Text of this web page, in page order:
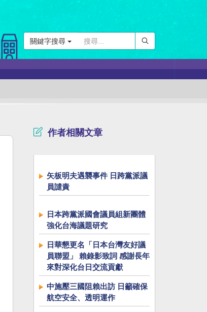
關鍵字搜尋
作者相關文章
矢板明夫遇襲事件 日跨黨派議
員譴責
日本跨黨派國會議員組新團體
強化台海議題研究
日華懇更名「日本台灣友好議
員聯盟」 賴錄影致詞 感謝長年
來對深化台日交流貢獻
中施壓三國阻賴出訪 日籲確保
航空安全、透明運作